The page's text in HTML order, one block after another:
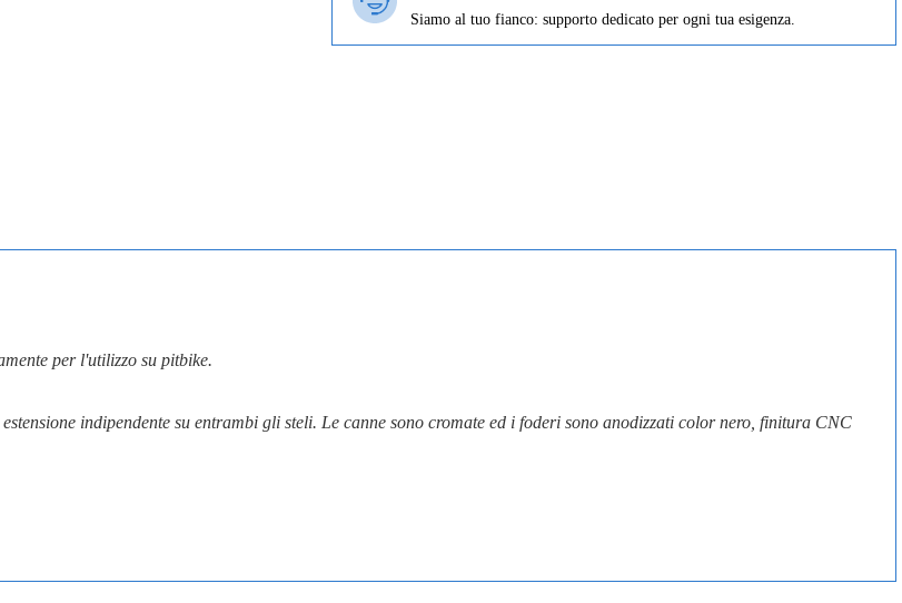
Siamo al tuo fianco: supporto dedicato per ogni tua esigenza.
per l'utilizzo su pitbike.
indipendente su entrambi gli steli. Le canne sono cromate ed i foderi sono anodizzati color nero, finitura CNC